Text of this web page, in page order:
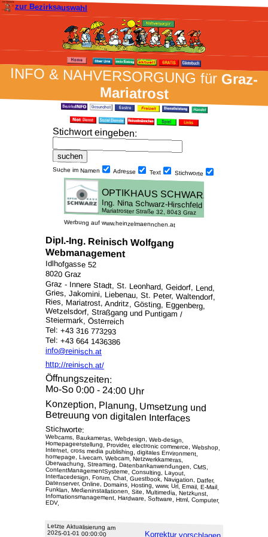
zur Bezirksauswahl
INFO & NAH­VER­SORG­UNG fürGraz-
Mariatrost
Stich­wort ein­geben:
Suche im Namen Adresse Text Stich­worte
Werbung auf www.heinzelmaennchen.at
Dipl.-Ing. Reinisch Wolfgang
Webmanagement
Idlhofgasse 52
8020 Graz
Graz - Innere Stadt, St. Leonhard, Geidorf, Lend,
Gries, Jakomini, Liebenau, St. Peter, Waltendorf,
Ries, Mariatrost, Andritz, Gösting, Eggenberg,
Wetzelsdorf, Straßgang und Puntigam /
Steiermark, Österreich
Tel: +43 316 773293
Tel: +43 664 1436386
info@reinisch.at
http://reinisch.at/
Öffnungszeiten:
Mo-So 0:00 - 24:00 Uhr
Konzeption, Planung, Umsetzung und
Betreuung von digitalen Interfaces
Stichworte:
Webcams, Baukameras, Webdesign, Web-design,
Homepageerstellung, Provider, electronic commerce, Webshop,
Internet, cross media publishing, digitales Environment,
homepage, Livecam, Webcam, Netzwerkkameras,
Überwachung, Streaming, Datenbankanwendungen, CMS,
ContentManagementSysteme, Consulting, Layout,
Interfacedesign, Forum, Chat, Guestbook, Navigation, Datfer,
Datenserver, Online, Domains, Hosting, www, Url, Email, E-Mail,
Funklan, Medieninstallationen, Site, Multimedia, Netzkunst,
Infomationsmanagement, Hardware, Software, Html, Computer,
EDV,
Letzte Aktu­alisie­rung am
2025-01-01 00:00:00